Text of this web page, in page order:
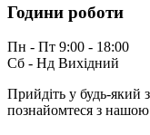
Години роботи
Пн - Пт 9:00 - 18:00
Сб - Нд Вихідний
Прийдіть у будь-який
познайомтеся з